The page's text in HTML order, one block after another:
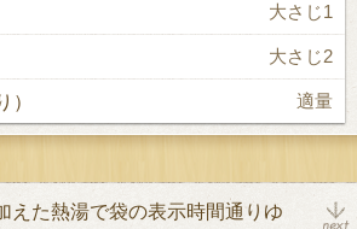
大さじ1
大さじ2
適量
えた熱湯で袋の表示時間通りゆ